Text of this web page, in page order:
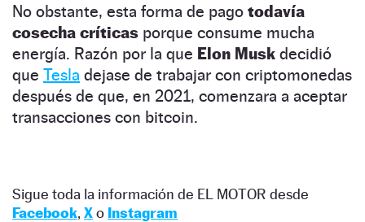
No obstante, esta forma de pago todavía
cosecha críticas porque consume mucha
energía. Razón por la que Elon Musk decidió
que Tesla dejase de trabajar con criptomonedas
después de que, en 2021, comenzara a aceptar
transacciones con bitcoin.
Sigue toda la información de EL MOTOR desde
Facebook, Xo Instagram